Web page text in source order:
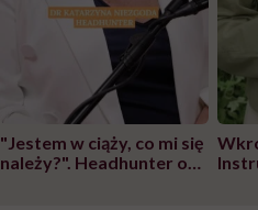
"Jestem w ciąży, co mi się
należy?". Headhunter o